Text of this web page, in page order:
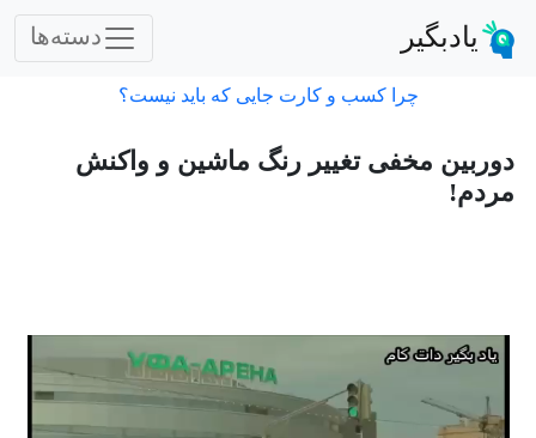
یادبگیر دسته‌ها
چرا کسب و کارت جایی که باید نیست؟
دوربین مخفی تغییر رنگ ماشین و واکنش
مردم!